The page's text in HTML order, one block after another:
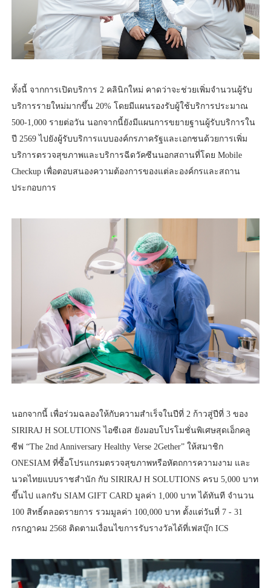
ทั้งนี้ จากการเปิดบริการ 2 คลินิกใหม่ คาดว่าจะช่วยเพิ่มจำนวนผู้รับ
บริการรายใหม่มากขึ้น 20% โดยมีแผนรองรับผู้ใช้บริการประมาณ
500-1,000 รายต่อวัน นอกจากนี้ยังมีแผนการขยายฐานผู้รับบริการใน
ปี 2569 ไปยังผู้รับบริการแบบองค์กรภาครัฐและเอกชนด้วยการเพิ่ม
บริการตรวจสุขภาพและบริการฉีดวัคซีนนอกสถานที่โดย Mobile
Checkup เพื่อตอบสนองความต้องการของแต่ละองค์กรและสถาน
ประกอบการ
นอกจากนี้ เพื่อร่วมฉลองให้กับความสำเร็จในปีที่ 2 ก้าวสู่ปีที่ 3 ของ
SIRIRAJ H SOLUTIONS ไอซีเอส ยังมอบโปรโมชั่นพิเศษสุดเอ็กคลู
ซีฟ “The 2nd Anniversary Healthy Verse 2Gether” ให้สมาชิก
ONESIAM ที่ซื้อโปรแกรมตรวจสุขภาพหรือหัตถการความงาม และ
นวดไทยแบบราชสำนัก กับ SIRIRAJ H SOLUTIONS ครบ 5,000 บาท
ขึ้นไป แลกรับ SIAM GIFT CARD มูลค่า 1,000 บาท ได้ทันที จำนวน
100 สิทธิ์ตลอดรายการ รวมมูลค่า 100,000 บาท ตั้งแต่วันที่ 7 - 31
กรกฎาคม 2568 ติดตามเงื่อนไขการรับรางวัลได้ที่เฟสบุ๊ก ICS